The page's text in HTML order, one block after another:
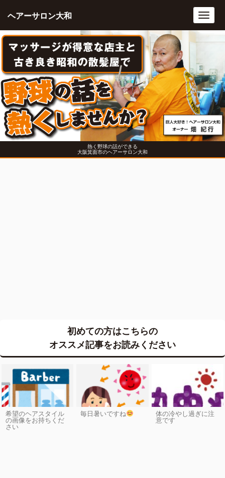
熱く野球の話ができる
大阪箕面市のヘアーサロン大和
ヘアーサロン大和
初めての方はこちらの
オススメ記事をお読みください
希望のヘアスタイル
の画像をお持ちくだ
さい
毎日暑いですね 体の冷やし過ぎに注
意です